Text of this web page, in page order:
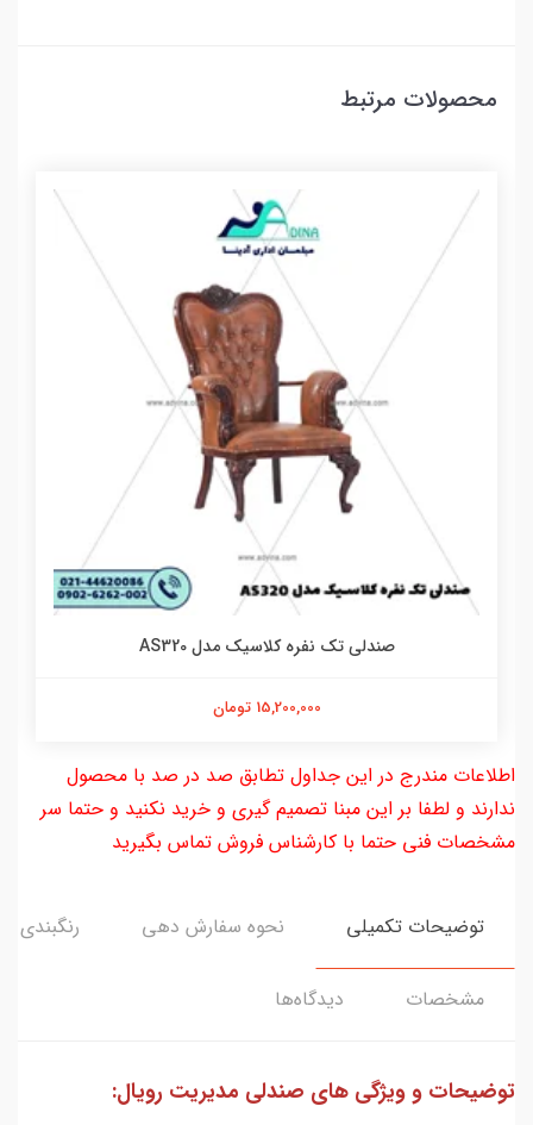
محصولات مرتبط
صندلی تک نفره کلاسیک مدل AS320
15,200,000 تومان
اطلاعات مندرج در این جداول تطابق صد در صد با محصول
ندارند و لطفا بر این مبنا تصمیم گیری و خرید نکنید و حتما سر
مشخصات فنی حتما با کارشناس فروش تماس بگیرید
توضیحات تکمیلی نحوه سفارش دهی رنگبندی
مشخصات دیدگاه‌ها
توضیحات و ویژگی های صندلی مدیریت رویال: